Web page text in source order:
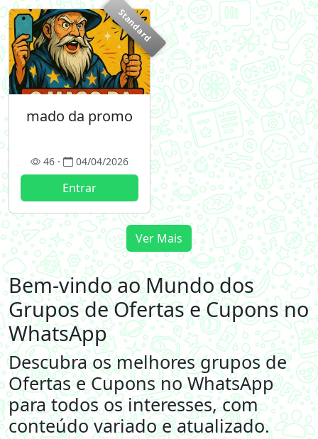
Standard
mado da promo
46 · 04/04/2026
Entrar
Ver Mais
Bem-vindo ao Mundo dos
Grupos de Ofertas e Cupons no
WhatsApp
Descubra os melhores grupos de
Ofertas e Cupons no WhatsApp
para todos os interesses, com
conteúdo variado e atualizado.